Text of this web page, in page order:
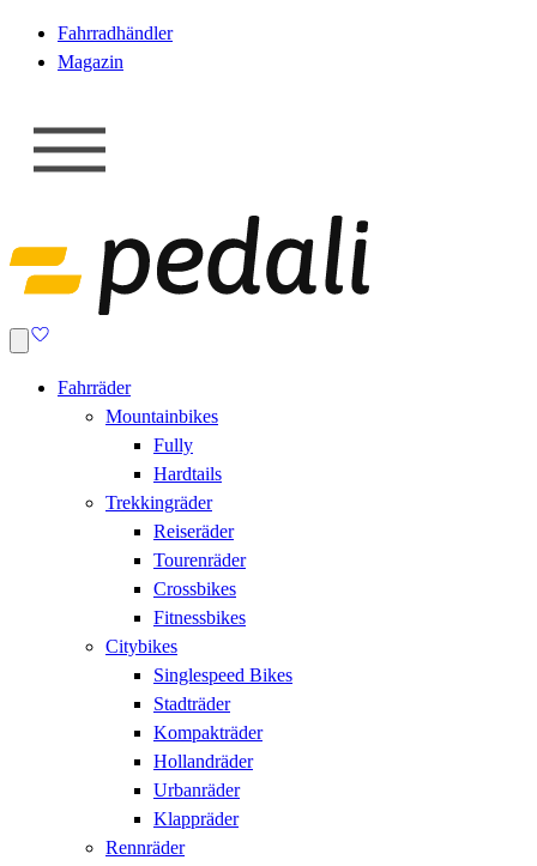
Fahrradhändler
Magazin
Fahrräder
Mountainbikes
Fully
Hardtails
Trekkingräder
Reiseräder
Tourenräder
Crossbikes
Fitnessbikes
Citybikes
Singlespeed Bikes
Stadträder
Kompakträder
Hollandräder
Urbanräder
Klappräder
Rennräder